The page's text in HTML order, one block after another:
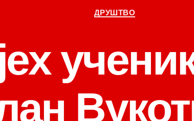
Категорије
ДРУШТВО